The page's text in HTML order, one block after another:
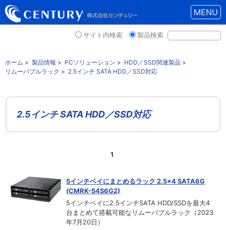
MENU
サイト内検索 製品検索
ホーム > 製品情報 > PCソリューション > HDD／SSD関連製品 >
リムーバブルラック > 2.5インチ SATA HDD／SSD対応
2.5インチ SATA HDD／SSD対応
1
5インチベイにまとめるラック 2.5×4 SATA6G
(CMRK-S4S6G2)
5インチベイに2.5インチSATA HDD/SSDを最大4
台まとめて搭載可能なリムーバブルラック（2023
年7月20日）